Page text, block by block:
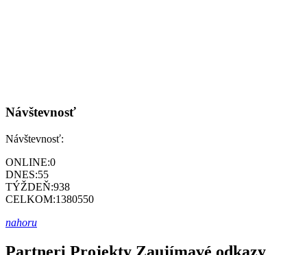
Návštevnosť
Návštevnosť:
ONLINE:0
DNES:55
TÝŽDEŇ:938
CELKOM:1380550
nahoru
Partneri Projekty Zaujímavé odkazy